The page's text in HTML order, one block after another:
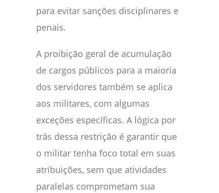
para evitar sanções disciplinares e
penais.
A proibição geral de acumulação
de cargos públicos para a maioria
dos servidores também se aplica
aos militares, com algumas
exceções específicas. A lógica por
trás dessa restrição é garantir que
o militar tenha foco total em suas
atribuições, sem que atividades
paralelas comprometam sua